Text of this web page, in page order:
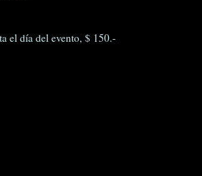
el día del evento, $ 150.-